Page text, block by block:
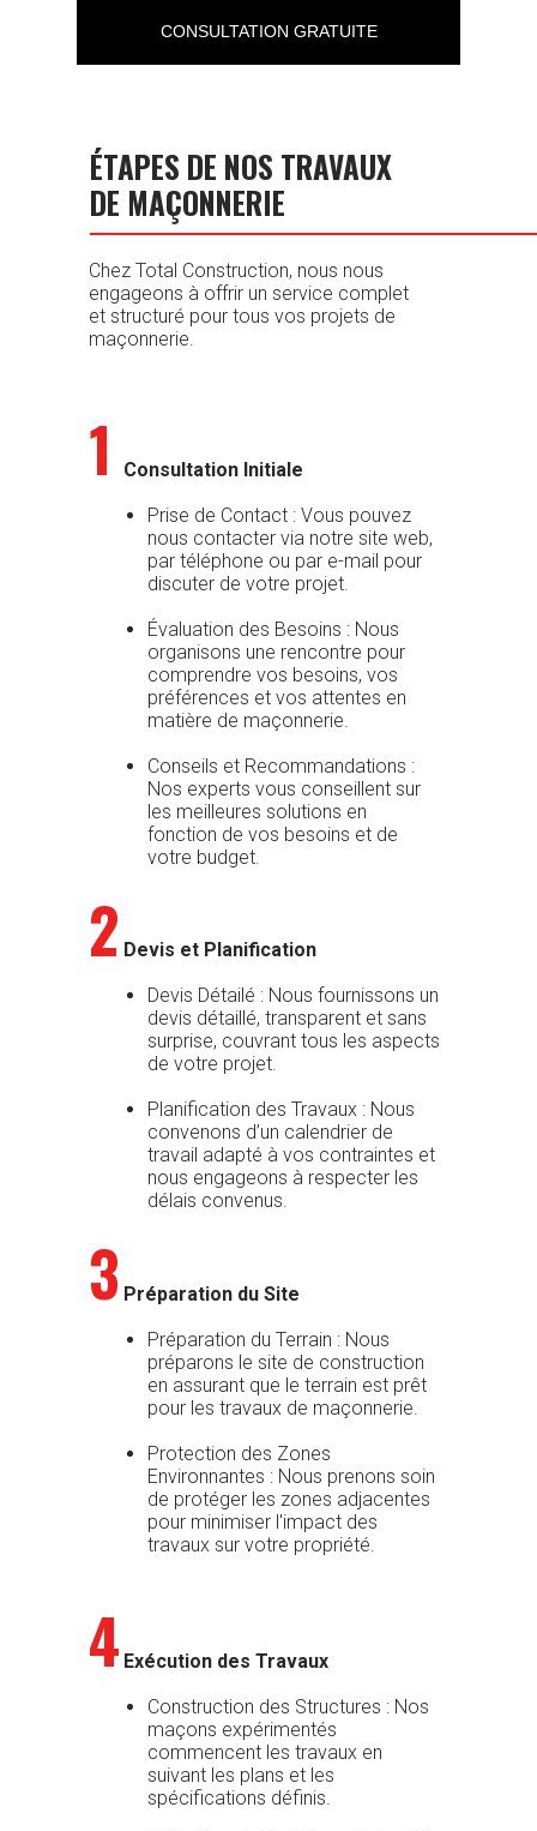
CONSULTATION GRATUITE
ÉTAPES DE NOS TRAVAUX
DE MAÇONNERIE
Consultation Initiale
Prise de Contact : Vous pouvez
nous contacter via notre site web,
par téléphone ou par e-mail pour
discuter de votre projet.
Évaluation des Besoins : Nous
organisons une rencontre pour
comprendre vos besoins, vos
préférences et vos attentes en
matière de maçonnerie.
Conseils et Recommandations :
Nos experts vous conseillent sur
les meilleures solutions en
fonction de vos besoins et de
votre budget.
1
Devis et Planification
Devis Détailé : Nous fournissons un
devis détaillé, transparent et sans
surprise, couvrant tous les aspects
de votre projet.
Planification des Travaux : Nous
convenons d’un calendrier de
travail adapté à vos contraintes et
nous engageons à respecter les
délais convenus.
2
Préparation du Site
Préparation du Terrain : Nous
préparons le site de construction
en assurant que le terrain est prêt
pour les travaux de maçonnerie.
Protection des Zones
Environnantes : Nous prenons soin
de protéger les zones adjacentes
pour minimiser l'impact des
travaux sur votre propriété.
3
Chez Total Construction, nous nous
engageons à offrir un service complet
et structuré pour tous vos projets de
maçonnerie.
Exécution des Travaux
Construction des Structures : Nos
maçons expérimentés
commencent les travaux en
suivant les plans et les
spécifications définis.
4